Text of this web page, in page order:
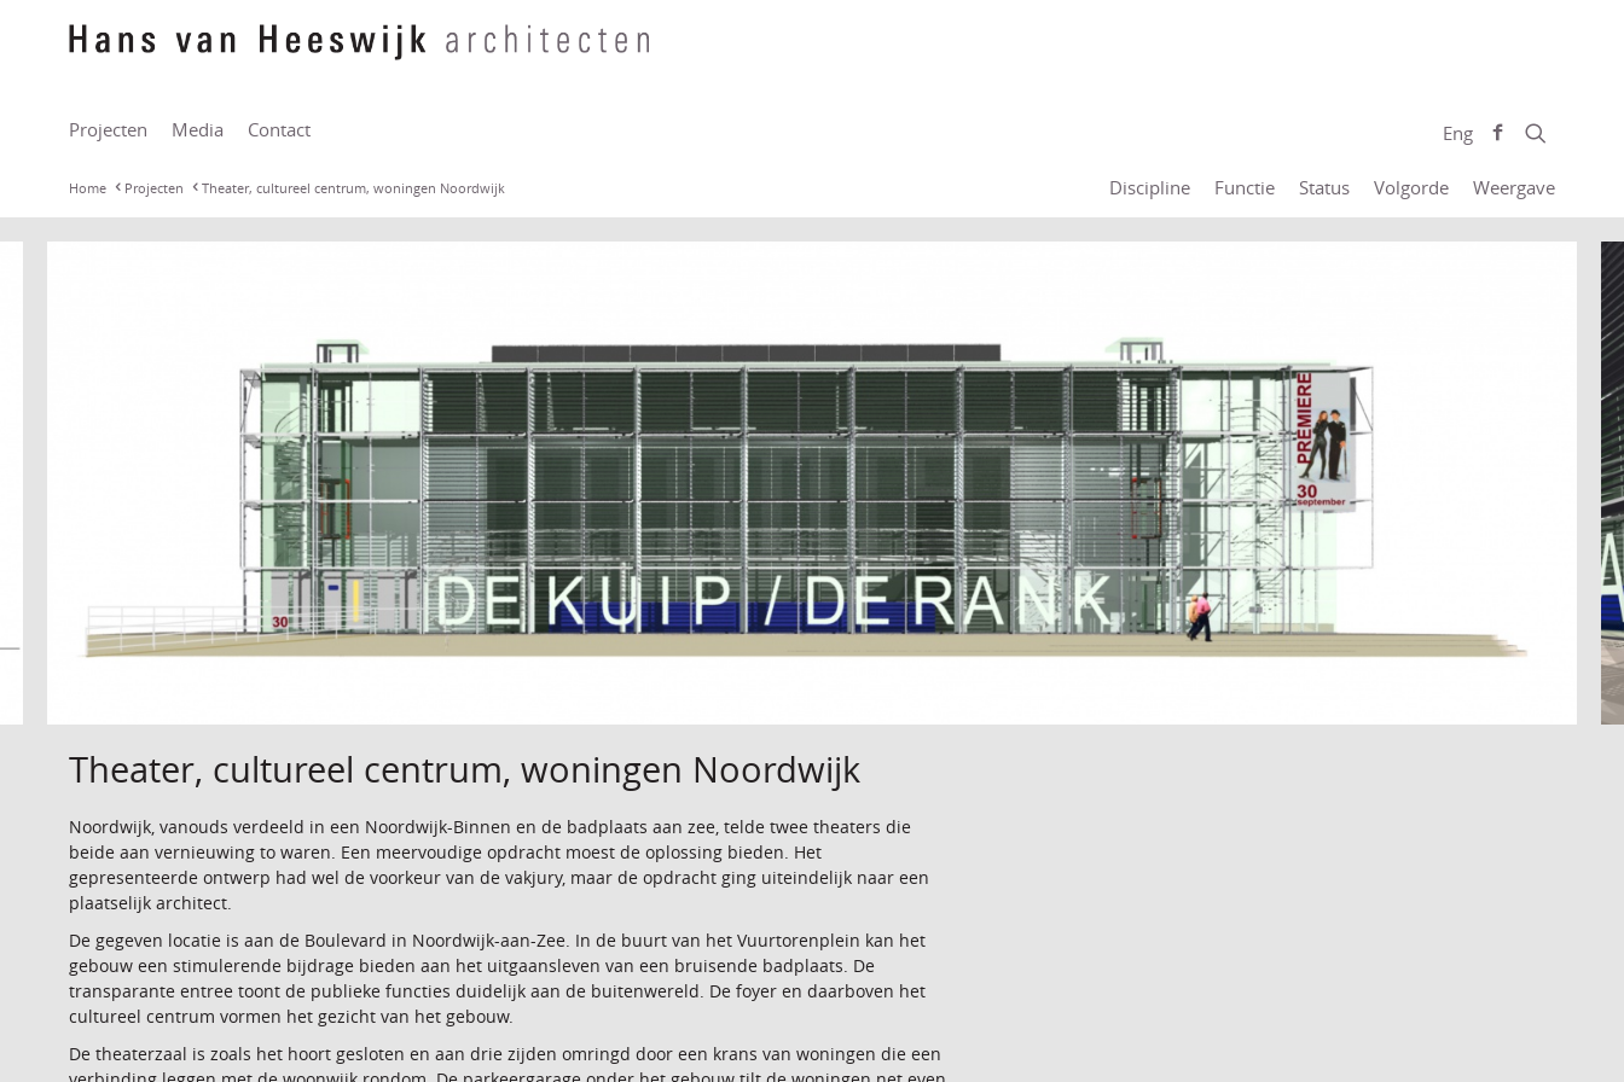
Projecten Media Contact Eng
Home Projecten Theater, cultureel centrum, woningen Noordwijk Discipline Functie Status Volgorde Weergave
Theater, cultureel centrum, woningen Noordwijk
Noordwijk, vanouds verdeeld in een Noordwijk-Binnen en de badplaats aan zee, telde twee theaters die
beide aan vernieuwing to waren. Een meervoudige opdracht moest de oplossing bieden. Het
gepresenteerde ontwerp had wel de voorkeur van de vakjury, maar de opdracht ging uiteindelijk naar een
plaatselijk architect.
De gegeven locatie is aan de Boulevard in Noordwijk-aan-Zee. In de buurt van het Vuurtorenplein kan het
gebouw een stimulerende bijdrage bieden aan het uitgaansleven van een bruisende badplaats. De
transparante entree toont de publieke functies duidelijk aan de buitenwereld. De foyer en daarboven het
cultureel centrum vormen het gezicht van het gebouw.
De theaterzaal is zoals het hoort gesloten en aan drie zijden omringd door een krans van woningen die een